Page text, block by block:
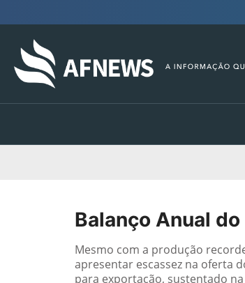
Balanço Anual
Mesmo com a produção
apresentar escassez na oferta
para exportação, sustentado